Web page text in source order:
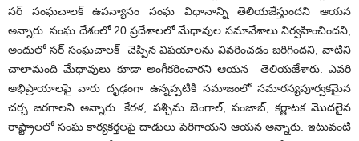
సర్ సంఘచాలక్ ఉపన్యాసం సంఘ విధానాన్ని తెలియజేస్తుందని ఆయన
అన్నారు. సంఘ దేశంలో 20 ప్రదేశాలలో మేధావుల సమావేశాలు నిర్వహించిందని,
అందులో సర్ సంఘచాలక్ చెప్పిన విషయాలను వివరించడం జరిగిందని, వాటిని
చాలామంది మేధావులు కూడా అంగీకరించారని ఆయన తెలియజేశారు. ఎవరి
అభిప్రాయాలపై వారు దృఢంగా ఉన్నప్పటికి సమాజంలో సమారస్యపూర్వకమైన
చర్చ జరగాలని అన్నారు. కేరళ, పశ్చిమ బెంగాల్, పంజాబ్, కర్ణాటక మొదలైన
రాష్ట్రాలలో సంఘ కార్యకర్తలపై దాడులు పెరిగాయని ఆయన అన్నారు. ఇటువంటి